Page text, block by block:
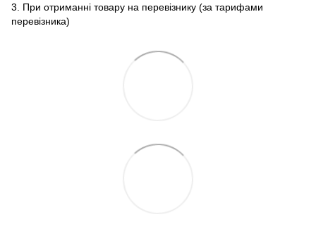
3. При отриманні товару на перевізнику (за тарифами
перевізника)